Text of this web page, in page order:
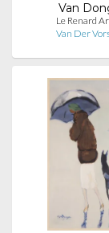
Van
Le Renard
Van Der